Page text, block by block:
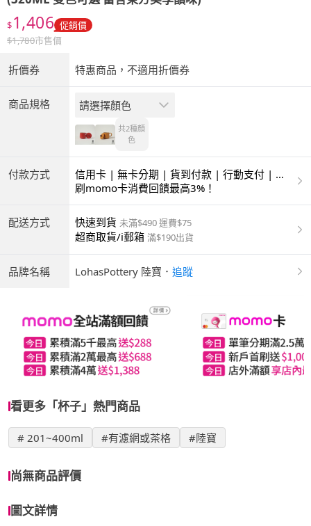
$1,406 促銷價
$1,780市售價
折價券 特惠商品，不適用折價券
商品規格 請選擇顏色
共2種顏
色
付款方式
信用卡 | 無卡分期 | 貨到付款 | 行動支付 | 超
商付款 | ATM | 銀聯卡
刷momo卡消費回饋最高3%！
配送方式 快速到貨 未滿$490 運費$75
超商取貨/i郵箱 滿$190出貨
品牌名稱 LohasPottery 陸寶 ． 追蹤
看更多「杯子」熱門商品
# 201~400ml #有濾網或茶格 #陸寶
尚無商品評價
圖文詳情